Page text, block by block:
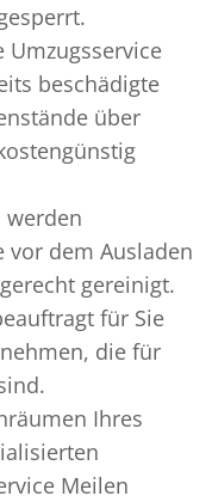
Umzugsservice
beschädigte
über
werden
vor dem Ausladen
gereinigt.
für Sie
die für
Ihres
Meilen